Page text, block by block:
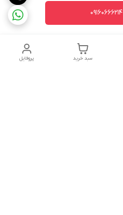
09160666214
پروفایل سبد خرید